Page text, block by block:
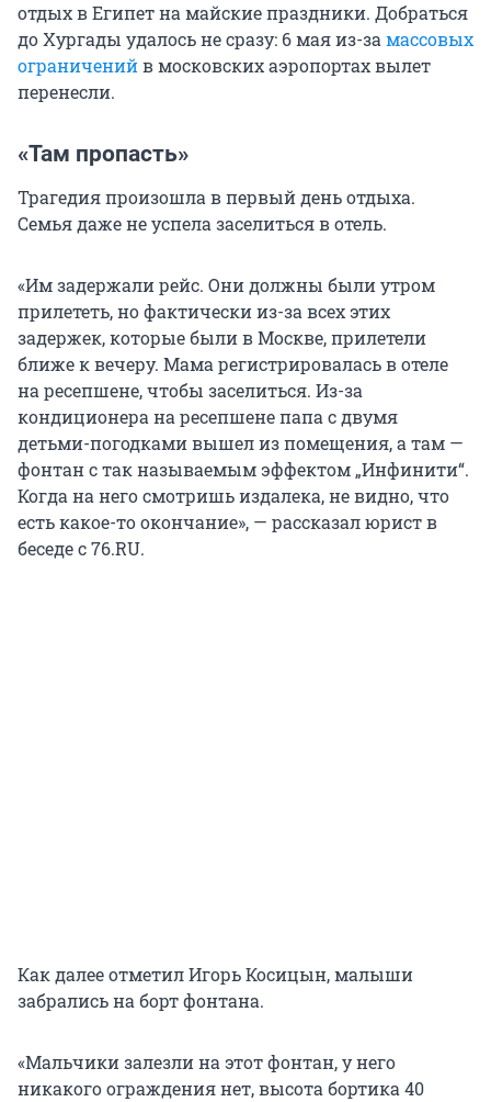
отдых в Египет на майские праздники. Добраться
до Хургады удалось не сразу: 6 мая из-замассовых
ограниченийв московских аэропортах вылет
перенесли.
«Там пропасть»
Трагедия произошла в первый день отдыха.
Семья даже не успела заселиться в отель.
«Им задержали рейс. Они должны были утром
прилететь, но фактически из-за всех этих
задержек, которые были в Москве, прилетели
ближе к вечеру. Мама регистрировалась в отеле
на ресепшене, чтобы заселиться. Из-за
кондиционера на ресепшене папа с двумя
детьми-погодками вышел из помещения, а там —
фонтан с так называемым эффектом „Инфинити“.
Когда на него смотришь издалека, не видно, что
есть какое-то окончание», — рассказал юрист в
беседе с 76.RU.
Как далее отметил Игорь Косицын, малыши
забрались на борт фонтана.
«Мальчики залезли на этот фонтан, у него
никакого ограждения нет, высота бортика 40